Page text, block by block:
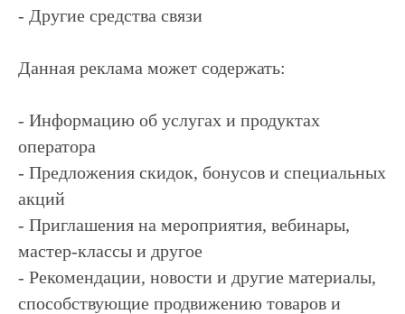
- Другие средства связи
Данная реклама может содержать:
- Информацию об услугах и продуктах
оператора
- Предложения скидок, бонусов и специальных
акций
- Приглашения на мероприятия, вебинары,
мастер-классы и другое
- Рекомендации, новости и другие материалы,
способствующие продвижению товаров и